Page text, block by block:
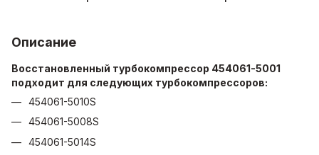
Описание
Восстановленный турбокомпрессор 454061-5001
подходит для следующих турбокомпрессоров:
454061-5010S
454061-5008S
454061-5014S